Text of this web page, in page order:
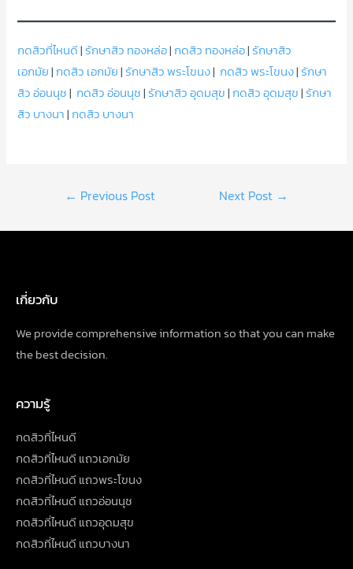
กดสิวที่ไหนดี|รักษาสิว ทองหล่อ|กดสิว ทองหล่อ|รักษาสิว
เอกมัย|กดสิว เอกมัย|รักษาสิว พระโขนง|กดสิว พระโขนง|รักษา
สิว อ่อนนุช|กดสิว อ่อนนุช|รักษาสิว อุดมสุข|กดสิว อุดมสุข|รักษา
สิว บางนา|กดสิว บางนา
Post
← Previous Post Next Post →
เกี่ยวกับ
We provide comprehensive information so that you can make
the best decision.
ความรู้
กดสิวที่ไหนดี
กดสิวที่ไหนดี แถวเอกมัย
กดสิวที่ไหนดี แถวพระโขนง
กดสิวที่ไหนดี แถวอ่อนนุช
กดสิวที่ไหนดี แถวอุดมสุข
กดสิวที่ไหนดี แถวบางนา